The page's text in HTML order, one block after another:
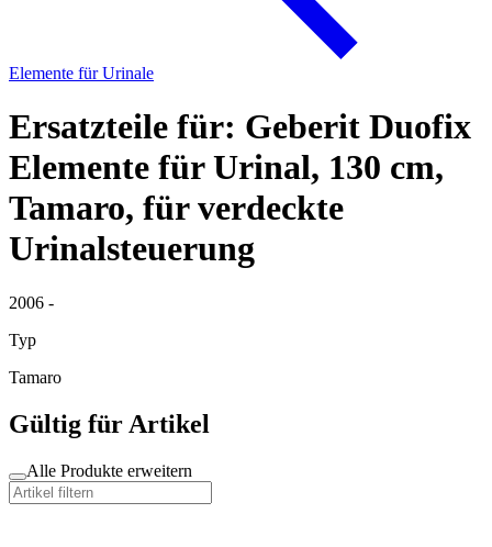
Elemente für Urinale
Ersatzteile für: Geberit Duofix
Elemente für Urinal, 130 cm,
Tamaro, für verdeckte
Urinalsteuerung
2006 -
Typ
Tamaro
Gültig für Artikel
Alle Produkte erweitern